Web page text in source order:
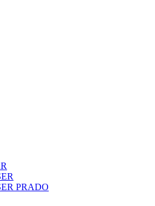
PRADO